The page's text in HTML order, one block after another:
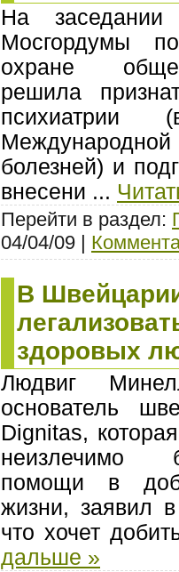
На
Мосгордумы
охране
решила
психиатрии
болезней) и
внесени ...
Перейти в раздел:
04/04/09 |
В
здоровых
Людвиг
основатель
Dignitas,
неизлечимо
помощи в
жизни, заявил
что хочет
дальше »